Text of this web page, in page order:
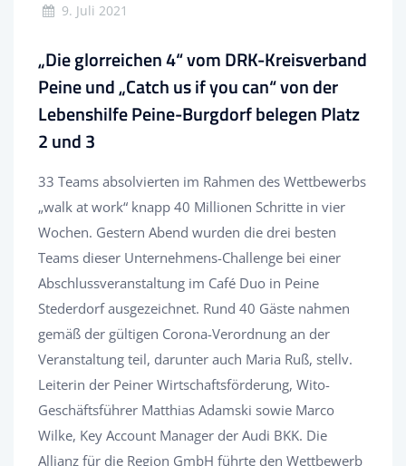
9. Juli 2021
„Die glorreichen 4“ vom DRK-Kreisverband
Peine und „Catch us if you can“ von der
Lebenshilfe Peine-Burgdorf belegen Platz
2 und 3
33 Teams absolvierten im Rahmen des Wettbewerbs
„walk at work“ knapp 40 Millionen Schritte in vier
Wochen. Gestern Abend wurden die drei besten
Teams dieser Unternehmens-Challenge bei einer
Abschlussveranstaltung im Café Duo in Peine
Stederdorf ausgezeichnet. Rund 40 Gäste nahmen
gemäß der gültigen Corona-Verordnung an der
Veranstaltung teil, darunter auch Maria Ruß, stellv.
Leiterin der Peiner Wirtschaftsförderung, Wito-
Geschäftsführer Matthias Adamski sowie Marco
Wilke, Key Account Manager der Audi BKK. Die
Allianz für die Region GmbH führte den Wettbewerb